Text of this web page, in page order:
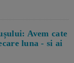
Avem cate
luna - si ai